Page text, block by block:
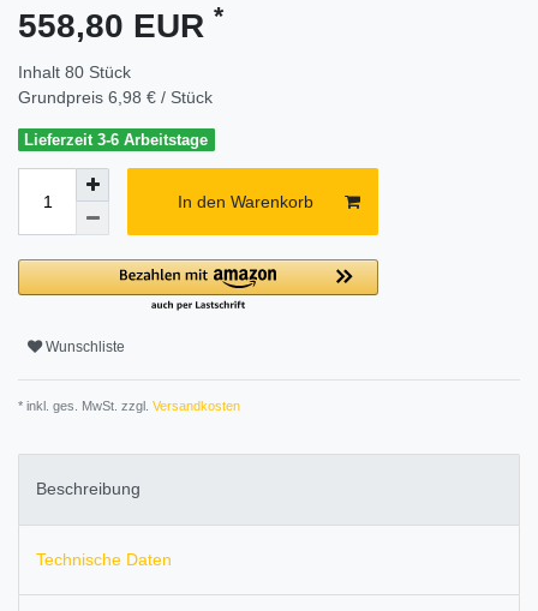
558,80 EUR *
Inhalt 80 Stück
Grundpreis 6,98 € / Stück
Lieferzeit 3-6 Arbeitstage
In den Warenkorb
Wunschliste
* inkl. ges. MwSt. zzgl. Versandkosten
Beschreibung
Technische Daten